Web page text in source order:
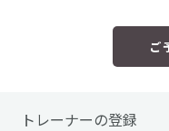
ご
トレーナーの登録